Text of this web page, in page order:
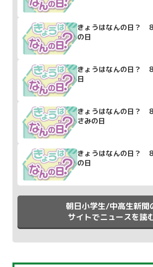
きょうはなんの日？
の日
きょうはなんの日？
日
きょうはなんの日？
さみの日
きょうはなんの日？
の日
朝日小学生/中高生新聞
サイトでニュースを読